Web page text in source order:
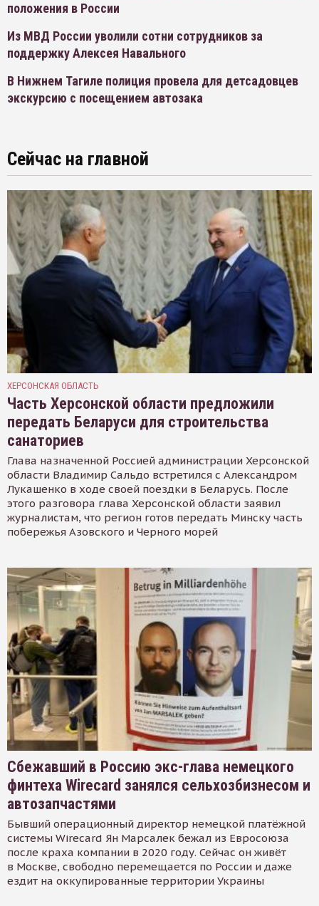
положения в России
Из МВД России уволили сотни сотрудников за
поддержку Алексея Навального
В Нижнем Тагиле полиция провела для детсадовцев
экскурсию с посещением автозака
Сейчас на главной
ХЕРСОНСКАЯ ОБЛАСТЬ
Часть Херсонской области предложили
передать Беларуси для строительства
санаториев
Глава назначенной Россией администрации Херсонской
области Владимир Сальдо встретился с Александром
Лукашенко в ходе своей поездки в Беларусь. После
этого разговора глава Херсонской области заявил
журналистам, что регион готов передать Минску часть
побережья Азовского и Черного морей
Сбежавший в Россию экс-глава немецкого
финтеха Wirecard занялся сельхозбизнесом и
автозапчастями
Бывший операционный директор немецкой платёжной
системы Wirecard Ян Марсалек бежал из Евросоюза
после краха компании в 2020 году. Сейчас он живёт
в Москве, свободно перемещается по России и даже
ездит на оккупированные территории Украины